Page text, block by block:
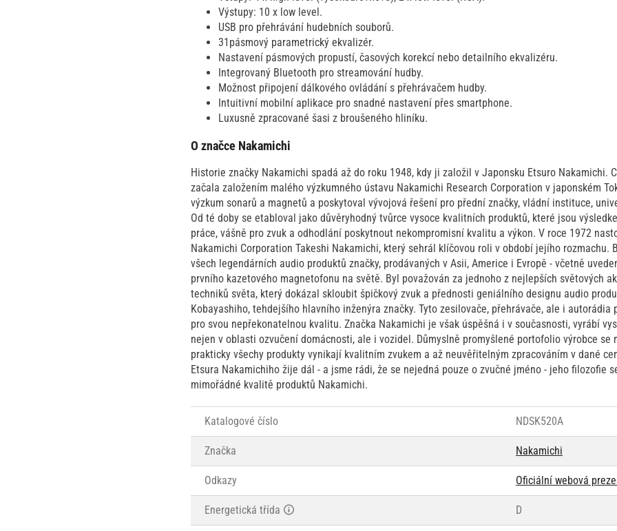
Výstupy: 10 x low level.
USB pro přehrávání hudebních souborů.
31pásmový parametrický ekvalizér.
Nastavení pásmových propustí, časových korekcí nebo detailního ekvalizéru.
Integrovaný Bluetooth pro streamování hudby.
Možnost připojení dálkového ovládání s přehrávačem hudby.
Intuitivní mobilní aplikace pro snadné nastavení přes smartphone.
Luxusně zpracované šasi z broušeného hliníku.
O značce Nakamichi
Historie značky Nakamichi spadá až do roku 1948, kdy ji založil v Japonsku Etsuro Nakamichi.
začala založením malého výzkumného ústavu Nakamichi Research Corporation v japonském
výzkum sonarů a magnetů a poskytoval vývojová řešení pro přední značky, vládní instituce,
Od té doby se etabloval jako důvěryhodný tvůrce vysoce kvalitních produktů, které jsou
práce, vášně pro zvuk a odhodlání poskytnout nekompromisní kvalitu a výkon. V roce 1972
Nakamichi Corporation Takeshi Nakamichi, který sehrál klíčovou roli v období jejího rozmachu.
všech legendárních audio produktů značky, prodávaných v Asii, Americe i Evropě - včetně
prvního kazetového magnetofonu na světě. Byl považován za jednoho z nejlepších světových
techniků světa, který dokázal skloubit špičkový zvuk a přednosti geniálního designu audio
Kobayashiho, tehdejšího hlavního inženýra značky. Tyto zesilovače, přehrávače, ale i autorádia
pro svou nepřekonatelnou kvalitu. Značka Nakamichi je však úspěšná i v současnosti, vyrábí
nejen v oblasti ozvučení domácnosti, ale i vozidel. Důmyslně promyšlené portofolio výrobce se
prakticky všechy produkty vynikají kvalitním zvukem a až neuvěřitelným zpracováním v dané
Etsura Nakamichiho žije dál - a jsme rádi, že se nejedná pouze o zvučné jméno - jeho filozofie
mimořádné kvalitě produktů Nakamichi.
Katalogové číslo NDSK520A
Značka Nakamichi
Odkazy Oficiální webová
Energetická třída D